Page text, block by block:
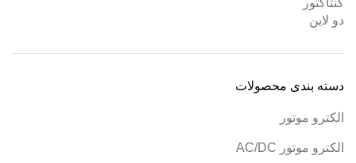
دسته‌ بندی محصولات
الکترو موتور
الکترو موتور AC/DC